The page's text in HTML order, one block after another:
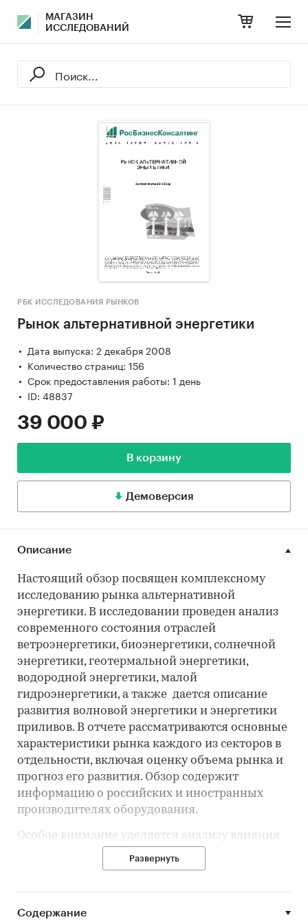
МАГАЗИН
ИССЛЕДОВАНИЙ
РБК ИССЛЕДОВАНИЯ РЫНКОВ
Рынок альтернативной энергетики
Дата выпуска: 2 декабря 2008
Количество страниц: 156
Срок предоставления работы: 1 день
ID: 48837
39 000 ₽
В корзину
Демоверсия
Описание
Настоящий обзор посвящен комплексному
исследованию рынка альтернативной
энергетики. В исследовании проведен анализ
современного состояния отраслей
ветроэнергетики, биоэнергетики, солнечной
энергетики, геотермальной энергетики,
водородной энергетики, малой
гидроэнергетики, а также дается описание
развития волновой энергетики и энергетики
приливов. В отчете рассматриваются основные
характеристики рынка каждого из секторов в
отдельности, включая оценку объема рынка и
прогноз его развития. Обзор содержит
информацию о российских и иностранных
производителях оборудования.
Особое внимание уделяется анализу влияния
отечественный рынок альтернативной
В отчете приводятся стоимостные ориентиры
Развернуть
Содержание